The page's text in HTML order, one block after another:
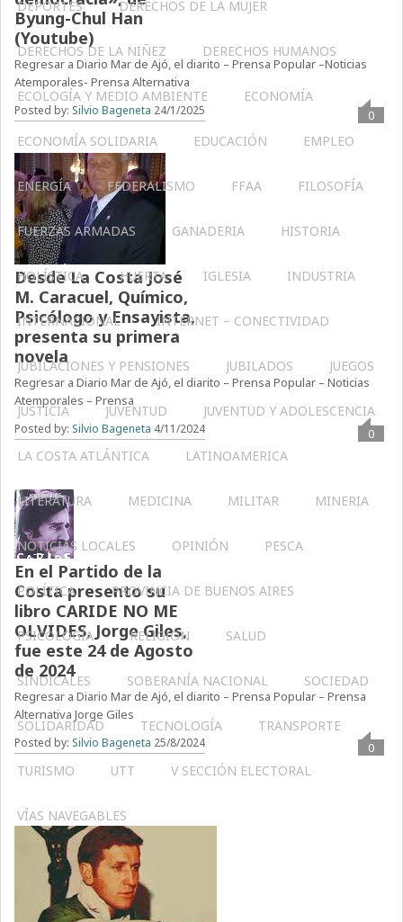
DEPORTES DERECHOS DE LA MUJER
DERECHOS DE LA NIÑEZ DERECHOS HUMANOS
ECOLOGÍA Y MEDIO AMBIENTE ECONOMÍA
ECONOMÍA SOLIDARIA EDUCACIÓN EMPLEO
ENERGÍA FEDERALISMO FFAA FILOSOFÍA
FUERZAS ARMADAS GANADERIA HISTORIA
HOLÍSTICA HUERTA IGLESIA INDUSTRIA
INTERNACIONAL INTERNET – CONECTIVIDAD
JUBILACIONES Y PENSIONES JUBILADOS JUEGOS
JUSTICIA JUVENTUD JUVENTUD Y ADOLESCENCIA
LA COSTA ATLÁNTICA LATINOAMERICA
LITERATURA MEDICINA MILITAR MINERIA
NOTICIAS LOCALES OPINIÓN PESCA
POLÍTICA PROVINCIA DE BUENOS AIRES
PSICOLOGÍA RELIGIÓN SALUD
SINDICALES SOBERANÍA NACIONAL SOCIEDAD
SOLIDARIDAD TECNOLOGÍA TRANSPORTE
TURISMO UTT V SECCIÓN ELECTORAL
VÍAS NAVEGABLES
Byung-Chul Han
(Youtube)
Regresar a Diario Mar de Ajó, el diarito – Prensa Popular –Noticias
Atemporales- Prensa Alternativa
Posted by: Silvio Bageneta 24/1/2025 0
Desde La Costa José
M. Caracuel, Químico,
Psicólogo y Ensayista,
presenta su primera
novela
Regresar a Diario Mar de Ajó, el diarito – Prensa Popular – Noticias
Atemporales – Prensa
Posted by: Silvio Bageneta 4/11/2024 0
En el Partido de la
Costa presento su
libro CARIDE NO ME
OLVIDES, Jorge Giles,
fue este 24 de Agosto
de 2024
Regresar a Diario Mar de Ajó, el diarito – Prensa Popular – Prensa
Alternativa Jorge Giles
Posted by: Silvio Bageneta 25/8/2024 0